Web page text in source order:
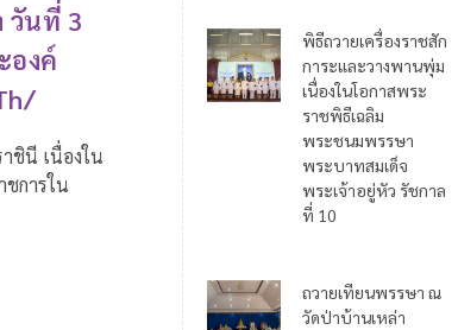
วันที่ 3
องค์
ชินี เนื่องใน
การใน
พิธีถวายเครื่องราชสัก
การะและวางพานพุ่ม
เนื่องในโอกาสพระ
ราชพิธีเฉลิม
พระชนมพรรษา
พระบาทสมเด็จ
พระเจ้าอยู่หัว รัชกาล
ที่ 10
ถวายเทียนพรรษา ณ
วัดป่าบ้านเหล่า